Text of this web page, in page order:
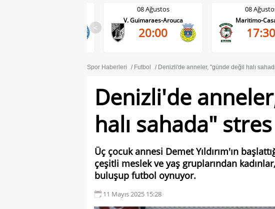
<
08 Ağustos
Maritimo-Casa Pia
17:30
08
Hartberg-
Spor Haberleri Futbol Denizli'de anneler, "günde değil halı
Denizli'de
halı sahada"
Üç çocuk annesi Demet Yıldırım'ın
çeşitli meslek ve yaş gruplarından
buluşup futbol oynuyor.
11 Mayıs 2025 15:28